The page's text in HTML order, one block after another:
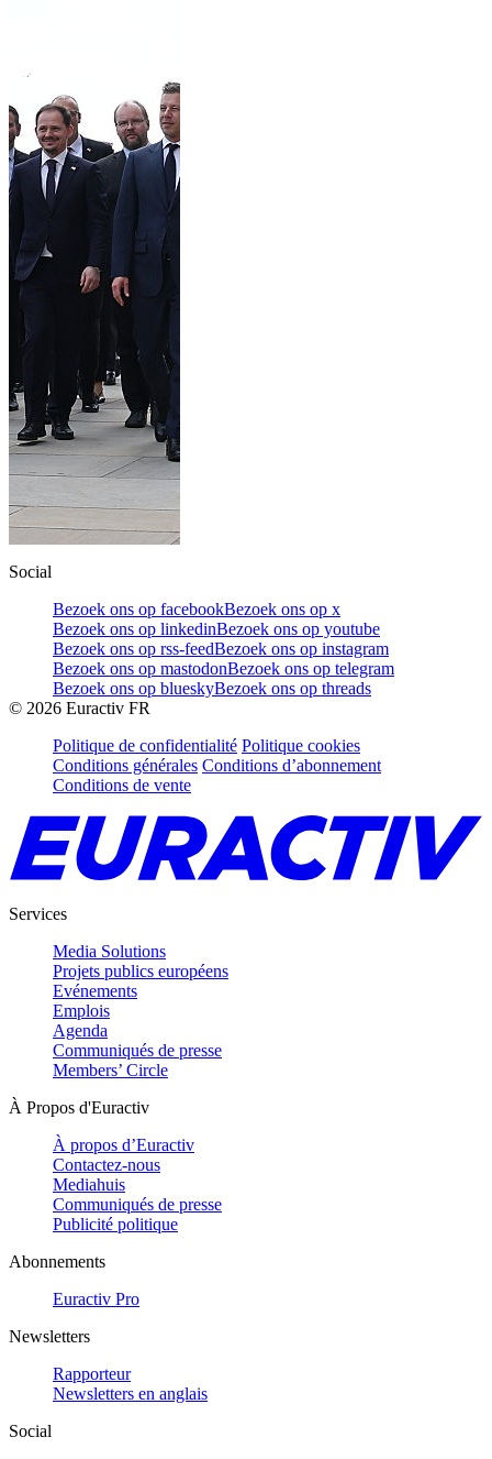
Social
Bezoek ons op facebookBezoek ons op x
Bezoek ons op linkedinBezoek ons op youtube
Bezoek ons op rss-feedBezoek ons op instagram
Bezoek ons op mastodonBezoek ons op telegram
Bezoek ons op blueskyBezoek ons op threads
© 2026 Euractiv FR
Politique de confidentialité Politique cookies
Conditions générales Conditions d’abonnement
Conditions de vente
Services
Media Solutions
Projets publics européens
Evénements
Emplois
Agenda
Communiqués de presse
Members’ Circle
À Propos d'Euractiv
À propos d’Euractiv
Contactez-nous
Mediahuis
Communiqués de presse
Publicité politique
Abonnements
Euractiv Pro
Newsletters
Rapporteur
Newsletters en anglais
Social